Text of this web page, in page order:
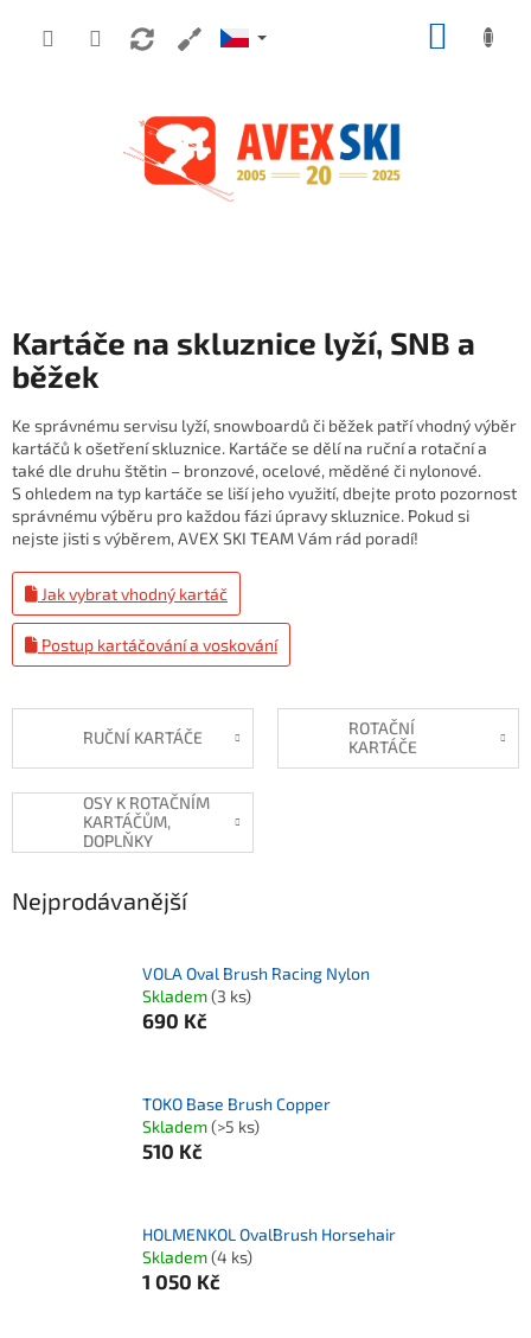
Kartáče na skluznice lyží, SNB a
běžek
Ke správnému servisu lyží, snowboardů či běžek patří vhodný výběr
kartáčů k ošetření skluznice. Kartáče se dělí na ruční a rotační a
také dle druhu štětin – bronzové, ocelové, měděné či nylonové.
S ohledem na typ kartáče se liší jeho využití, dbejte proto pozornost
správnému výběru pro každou fázi úpravy skluznice. Pokud si
nejste jisti s výběrem, AVEX SKI TEAM Vám rád poradí!
Jak vybrat vhodný kartáč
Postup kartáčování a voskování
RUČNÍ KARTÁČE
ROTAČNÍ
KARTÁČE
OSY K ROTAČNÍM
KARTÁČŮM,
DOPLŇKY
Nejprodávanější
VOLA Oval Brush Racing Nylon
Skladem(3 ks)
690 Kč
TOKO Base Brush Copper
Skladem(>5 ks)
510 Kč
HOLMENKOL OvalBrush Horsehair
Skladem(4 ks)
1 050 Kč